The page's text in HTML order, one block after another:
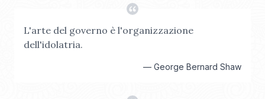
L'arte del governo è l'organizzazione
dell'idolatria.
— George Bernard Shaw